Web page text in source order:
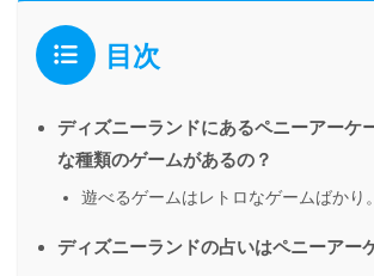
目次
ディズニーランドにあるペニーアーケ
な種類のゲームがあるの？
遊べるゲームはレトロなゲームばかり。
ディズニーランドの占いはペニーアー